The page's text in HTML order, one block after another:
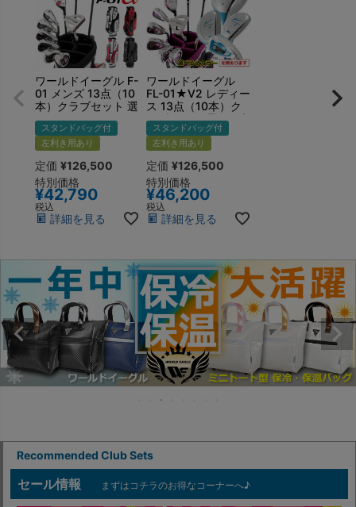
ワールドイーグル F-
01 メンズ 13点（10
本）クラブセット 選
べる軽量スタンドバ
ッグ付 右用 左用
スタンドバッグ付
左利き用あり
定価 ¥126,500
特別価格
¥42,790
税込
詳細を見る
ワールドイーグル
FL-01★V2 レディー
ス 13点（10本）ク
ラブセット 選べる専
用スタンドバッグ付
右用 左用
スタンドバッグ付
左利き用あり
定価 ¥126,500
特別価格
¥46,200
税込
詳細を見る
Recommended Club Sets
セール情報 まずはコチラのお得なコーナーへ♪